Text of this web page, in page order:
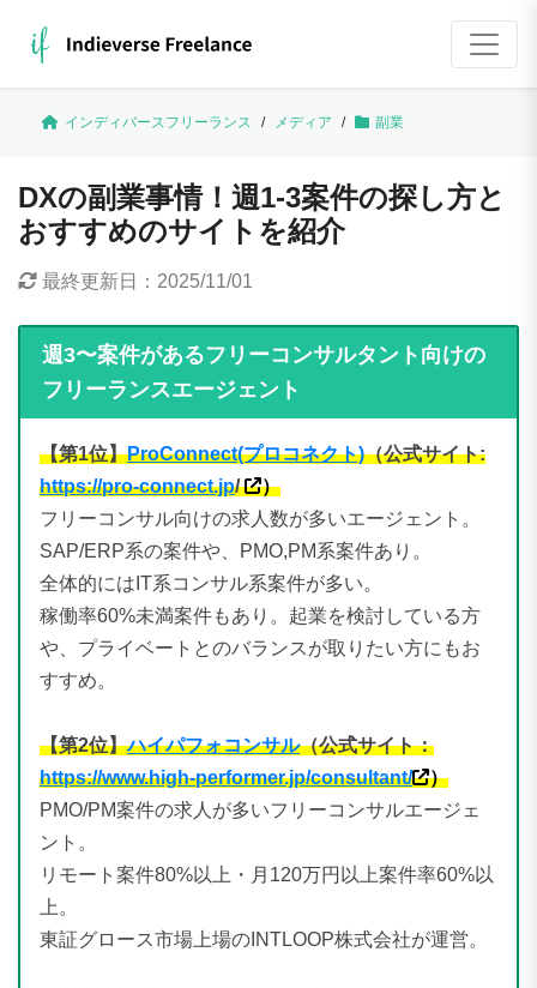
インディバースフリーランス / メディア / 副業
DXの副業事情！週1-3案件の探し方と
おすすめのサイトを紹介
最終更新日： 2025/11/01
週3〜案件があるフリーコンサルタント向けの
フリーランスエージェント
【第1位】ProConnect(プロコネクト)（公式サイト:
https://pro-connect.jp/
）
フリーコンサル向けの求人数が多いエージェント。
SAP/ERP系の案件や、PMO,PM系案件あり。
全体的にはIT系コンサル系案件が多い。
稼働率60%未満案件もあり。起業を検討している方
や、プライベートとのバランスが取りたい方にもお
すすめ。
【第2位】ハイパフォコンサル（公式サイト：
https://www.high-performer.jp/consultant/
）
PMO/PM案件の求人が多いフリーコンサルエージェ
ント。
リモート案件80%以上・月120万円以上案件率60%以
上。
東証グロース市場上場のINTLOOP株式会社が運営。